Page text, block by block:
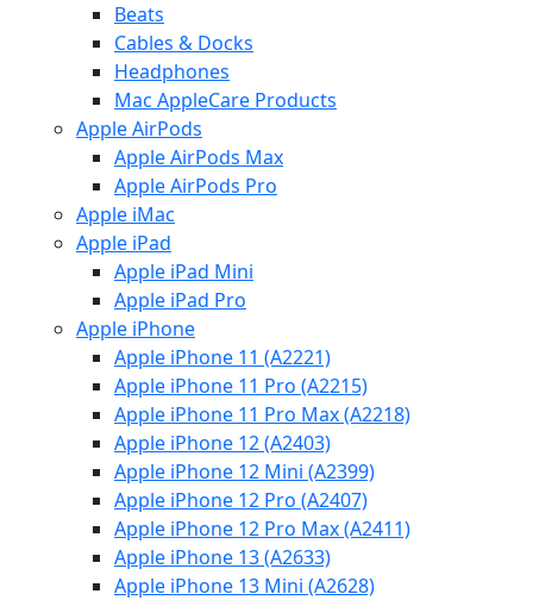
Beats
Cables & Docks
Headphones
Mac AppleCare Products
Apple AirPods
Apple AirPods Max
Apple AirPods Pro
Apple iMac
Apple iPad
Apple iPad Mini
Apple iPad Pro
Apple iPhone
Apple iPhone 11 (A2221)
Apple iPhone 11 Pro (A2215)
Apple iPhone 11 Pro Max (A2218)
Apple iPhone 12 (A2403)
Apple iPhone 12 Mini (A2399)
Apple iPhone 12 Pro (A2407)
Apple iPhone 12 Pro Max (A2411)
Apple iPhone 13 (A2633)
Apple iPhone 13 Mini (A2628)